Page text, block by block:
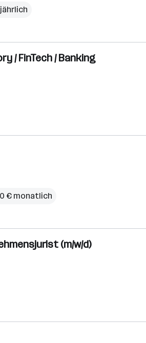
/ FinTech / Banking
€ monatlich
(m/w/d)